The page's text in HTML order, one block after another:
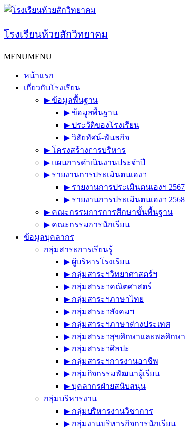
Skip
โรงเรียนห้วยสักวิทยาคม
MENUMENU
หน้าแรก
เกี่ยวกับโรงเรียน
▶︎ ข้อมูลพื้นฐาน
▶︎ ข้อมูลพื้นฐาน
▶︎ ประวัติของโรงเรียน
▶︎ วิสัยทัศน์-พันธกิจ
▶︎ โครงสร้างการบริหาร
▶︎ แผนการดำเนินงานประจำปี
▶︎ รายงานการประเมินตนเองฯ
▶︎ รายงานการประเมินตนเองฯ 2567
▶︎ รายงานการประเมินตนเองฯ 2568
▶︎ คณะกรรมการการศึกษาขั้นพื้นฐาน
▶︎ คณะกรรมการนักเรียน
ข้อมูลบุคลากร
กลุ่มสาระการเรียนรู้
▶︎ ผู้บริหารโรงเรียน
▶︎ กลุ่มสาระฯวิทยาศาสตร์ฯ
▶︎ กลุ่มสาระฯคณิตศาสตร์
▶︎ กลุ่มสาระฯภาษาไทย
▶︎ กลุ่มสาระฯสังคมฯ
▶︎ กลุ่มสาระฯภาษาต่างประเทศ
▶︎ กลุ่มสาระฯสุขศึกษาและพลศึกษา
▶︎ กลุ่มสาระฯศิลปะ
▶︎ กลุ่มสาระฯการงานอาชีพ
▶︎ กลุ่มกิจกรรมพัฒนาผู้เรียน
▶︎ บุคลากรฝ่ายสนับสนุน
กลุ่มบริหารงาน
▶︎ กลุ่มบริหารงานวิชาการ
▶︎ กลุ่มงานบริหารกิจการนักเรียน